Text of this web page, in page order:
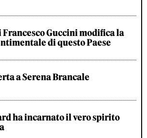
Francesco Guccini modifica la
di questo Paese
a Serena Brancale
ha incarnato il vero spirito